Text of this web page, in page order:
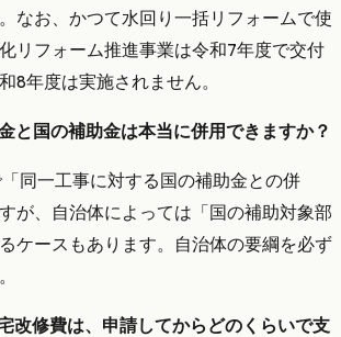
なお、かつて水回り一括リフォームで使
リフォーム推進事業は令和7年度で交付
8年度は実施されません。
と国の補助金は本当に併用できますか？
同一工事に対する国の補助金との併
が、自治体によっては「国の補助対象部
ケースもあります。自治体の要綱を必ず
改修費は、申請してからどのくらいで支